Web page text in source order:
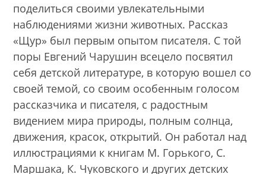
поделиться своими увлекательными
наблюдениями жизни животных. Рассказ
«Щур» был первым опытом писателя. С той
поры Евгений Чарушин всецело посвятил
себя детской литературе, в которую вошел со
своей темой, со своим особенным голосом
рассказчика и писателя, с радостным
видением мира природы, полным солнца,
движения, красок, открытий. Он работал над
иллюстрациями к книгам М. Горького, С.
Маршака, К. Чуковского и других детских